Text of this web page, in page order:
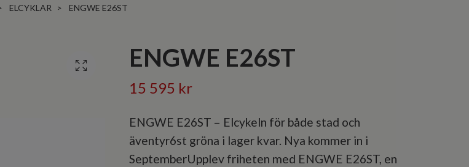
ELCYKLAR ENGWE E26ST
ENGWE E26ST
15 595 kr
ENGWE E26ST – Elcykeln för både stad och
äventyr6st gröna i lager kvar. Nya kommer in i
SeptemberUpplev friheten med ENGWE E26ST, en